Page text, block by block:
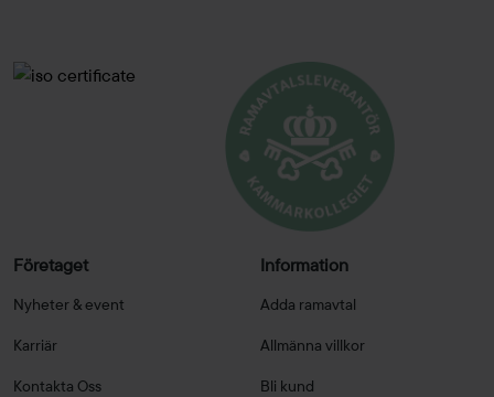
Företaget
Nyheter & event
Karriär
Kontakta Oss
Information
Adda ramavtal
Allmänna villkor
Bli kund